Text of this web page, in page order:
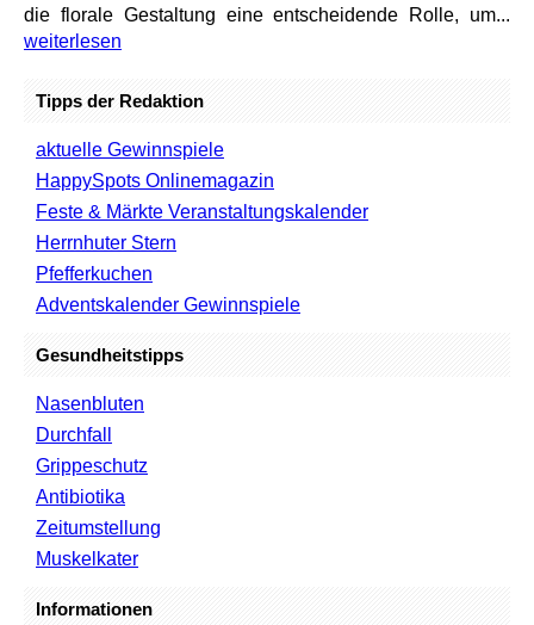
die florale Gestaltung eine entscheidende Rolle, um...
weiterlesen
Tipps der Redaktion
aktuelle Gewinnspiele
HappySpots Onlinemagazin
Feste & Märkte Veranstaltungskalender
Herrnhuter Stern
Pfefferkuchen
Adventskalender Gewinnspiele
Gesundheitstipps
Nasenbluten
Durchfall
Grippeschutz
Antibiotika
Zeitumstellung
Muskelkater
Informationen